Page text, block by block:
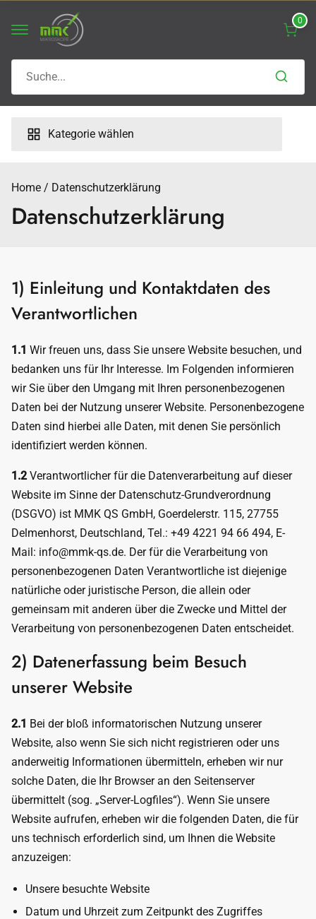
0
for:
Kategorie wählen
Home Datenschutzerklärung
Datenschutzerklärung
1) Einleitung und Kontaktdaten des
Verantwortlichen
1.1 Wir freuen uns, dass Sie unsere Website besuchen, und
bedanken uns für Ihr Interesse. Im Folgenden informieren
wir Sie über den Umgang mit Ihren personenbezogenen
Daten bei der Nutzung unserer Website. Personenbezogene
Daten sind hierbei alle Daten, mit denen Sie persönlich
identifiziert werden können.
1.2Verantwortlicher für die Datenverarbeitung auf dieser
Website im Sinne der Datenschutz-Grundverordnung
(DSGVO) ist MMK QS GmbH, Goerdelerstr. 115, 27755
Delmenhorst, Deutschland, Tel.: +49 4221 94 66 494, E-
Mail: info@mmk-qs.de. Der für die Verarbeitung von
personenbezogenen Daten Verantwortliche ist diejenige
natürliche oder juristische Person, die allein oder
gemeinsam mit anderen über die Zwecke und Mittel der
Verarbeitung von personenbezogenen Daten entscheidet.
2) Datenerfassung beim Besuch
unserer Website
2.1 Bei der bloß informatorischen Nutzung unserer
Website, also wenn Sie sich nicht registrieren oder uns
anderweitig Informationen übermitteln, erheben wir nur
solche Daten, die Ihr Browser an den Seitenserver
übermittelt (sog. „Server-Logfiles“). Wenn Sie unsere
Website aufrufen, erheben wir die folgenden Daten, die für
uns technisch erforderlich sind, um Ihnen die Website
anzuzeigen:
Unsere besuchte Website
Datum und Uhrzeit zum Zeitpunkt des Zugriffes